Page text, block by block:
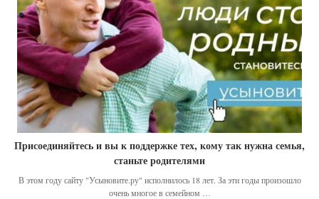
Присоединяйтесь и вы к поддержке тех, кому так нужна семья,
станьте родителями
В этом году сайту "Усыновите.ру" исполнилось 18 лет. За эти годы произошло
очень многое в семейном …